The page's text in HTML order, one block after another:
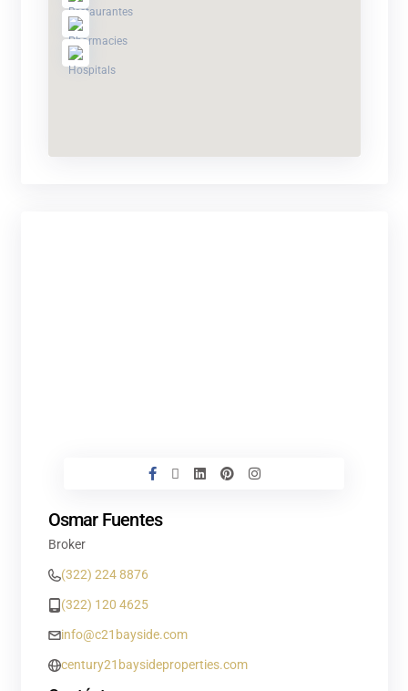
Osmar Fuentes
Broker
(322) 224 8876
(322) 120 4625
info@c21bayside.com
century21baysideproperties.com